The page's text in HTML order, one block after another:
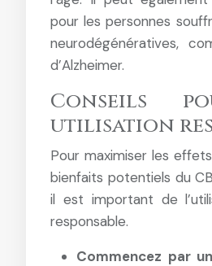
pour les personnes
neurodégénératives,
d’Alzheimer.
Conseils
utilisation
Pour maximiser les
bienfaits potentiels du
il est important de
responsable.
Commencez par